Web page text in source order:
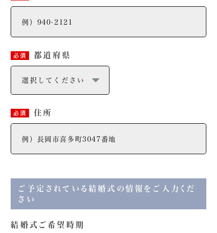
必須 都道府県
必須 住所
ご予定されている結婚式の情報をご入力くだ
さい
結婚式ご希望時期